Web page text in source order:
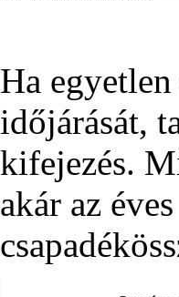
Ha
időjárását,
kifejezés.
akár az